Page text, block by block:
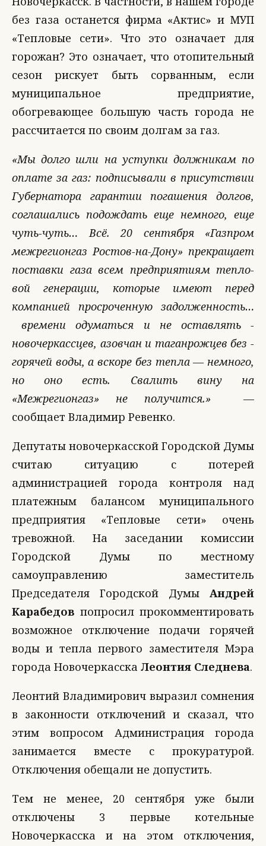
без газа останется фирма «Актис» и МУП
«Тепловые сети». Что это означает для
горожан? Это означает, что отопительный
сезон рискует быть сорванным, если
муниципальное предприятие,
обогревающее большую часть города не
рассчитается по своим долгам за газ.
«Мы долго шли на уступки должникам по
оплате за газ: подписывали в присутствии
Губернатора гарантии погашения долгов,
соглашались подождать еще немного, еще
чуть-чуть… Всё. 20 сентяб­ря «Газпром
межрегион­газ Ростов-на-Дону» п­рекращает
поставки га­за всем предприятиям тепло­
вой генерации, которы­е имеют перед
компани­ей просроченную задол­женность…
времени одум­аться и не оставлять ­
новочеркассцев, азовч­ан и таганрожцев без ­
горячей воды, а вскор­е без тепла — немног­о,
но оно есть. Свали­ть вину на
«Межрегионгаз» ­не получится.»
—
сообщает Владимир Ревенко.
Депутаты новочеркасской Городской Думы
считаю ситуацию с потерей
администрацией города контроля над
платежным балансом муниципального
предприятия «Тепловые сети» очень
тревожной. На заседании комиссии
Городской Думы по местному
самоуправлению заместитель
Председателя Городской Думы Андрей
Карабедов попросил прокомментировать
возможное отключение подачи горячей
воды и тепла первого заместителя Мэра
города Новочеркасска Леонтия Следнева.
Леонтий Владимирович выразил сомнения
в законности отключений и сказал, что
этим вопросом Администрация города
занимается вместе с прокуратурой.
Отключения обещали не допустить.
Тем не менее, 20 сентября уже были
отключены 3 первые котельные
Новочеркасска и на этом отключения,